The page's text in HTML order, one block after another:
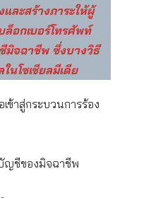
ละสร้างภาระให้ผู้
ล็อกเบอร์โทรศัพท์
มิจฉาชีพ ซึ่งบางวิธี
นโซเชียลมีเดีย
ข้าสู่กระบวนการร้อง
ญชีของมิจฉาชีพ